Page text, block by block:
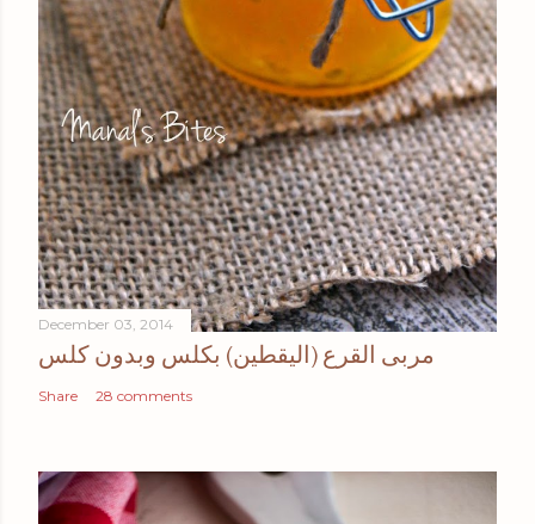
December 03, 2014
مربى القرع (اليقطين) بكلس وبدون كلس
Share 28 comments